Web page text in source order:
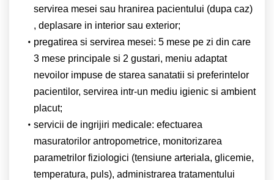
servirea mesei sau hranirea pacientului (dupa caz)
, deplasare in interior sau exterior;
pregatirea si servirea mesei: 5 mese pe zi din care
3 mese principale si 2 gustari, meniu adaptat
nevoilor impuse de starea sanatatii si preferintelor
pacientilor, servirea intr-un mediu igienic si ambient
placut;
servicii de ingrijiri medicale: efectuarea
masuratorilor antropometrice, monitorizarea
parametrilor fiziologici (tensiune arteriala, glicemie,
temperatura, puls), administrarea tratamentului